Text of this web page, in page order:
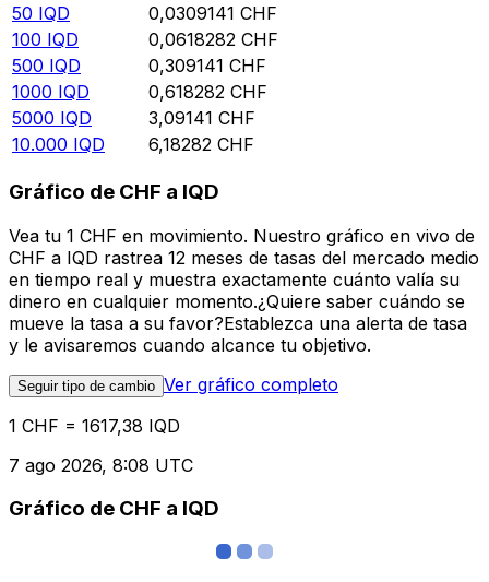
50 IQD 0,0309141 CHF
100 IQD 0,0618282 CHF
500 IQD 0,309141 CHF
1000 IQD 0,618282 CHF
5000 IQD 3,09141 CHF
10.000 IQD 6,18282 CHF
Gráfico de CHF a IQD
Vea tu 1 CHF en movimiento. Nuestro gráfico en vivo de
CHF a IQD rastrea 12 meses de tasas del mercado medio
en tiempo real y muestra exactamente cuánto valía su
dinero en cualquier momento.¿Quiere saber cuándo se
mueve la tasa a su favor?Establezca una alerta de tasa
y le avisaremos cuando alcance tu objetivo.
Seguir tipo de cambio Ver gráfico completo
1 CHF = 1617,38 IQD
7 ago 2026, 8:08 UTC
Gráfico de CHF a IQD